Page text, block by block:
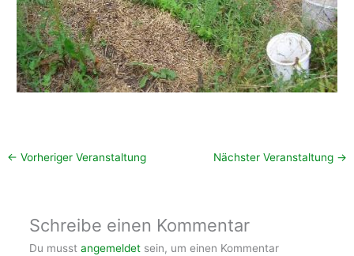
← Vorheriger Veranstaltung Nächster Veranstaltung →
Schreibe einen Kommentar
Du musst angemeldetsein, um einen Kommentar